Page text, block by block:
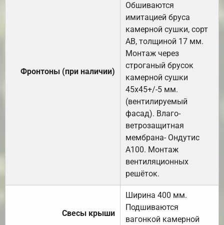
Фронтоны (при наличии)
Обшиваются
имитацией бруса
камерной сушки, сорт
АВ, толщиной 17 мм.
Монтаж через
строганый брусок
камерной сушки
45х45+/-5 мм.
(вентилируемый
фасад). Влаго-
ветрозащитная
мембрана- Ондутис
А100. Монтаж
вентиляционных
решёток.
Свесы крыши
Ширина 400 мм.
Подшиваются
вагонкой камерной